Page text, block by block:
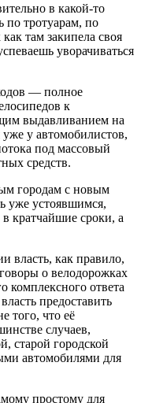
в какой-то
по тротуарам, по
там закипела своя
уворачиваться
— полное
к
выдавливанием на
у автомобилистов,
под массовый
средств.
городам с новым
уже устоявшимся,
кратчайшие сроки, а
власть, как правило,
о велодорожках
комплексного ответа
предоставить
того, что её
случаев,
старой городской
автомобилями для
простому для